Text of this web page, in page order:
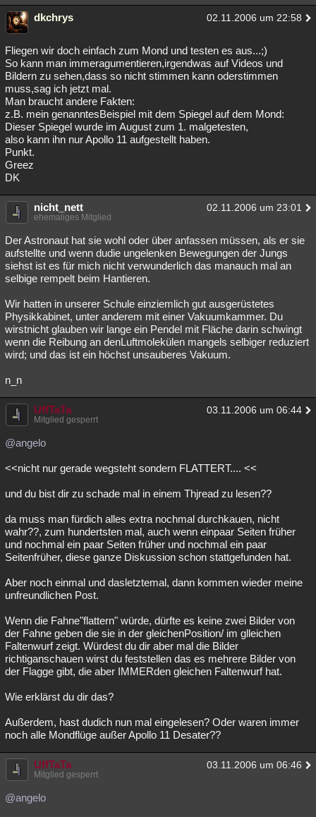
dkchrys 02.11.2006 um 22:58
Fliegen wir doch einfach zum Mond und testen es aus...;)
So kann man immeragumentieren,irgendwas auf Videos und
Bildern zu sehen,dass so nicht stimmen kann oderstimmen
muss,sag ich jetzt mal.
Man braucht andere Fakten:
z.B. mein genanntesBeispiel mit dem Spiegel auf dem Mond:
Dieser Spiegel wurde im August zum 1. malgetesten,
also kann ihn nur Apollo 11 aufgestellt haben.
Punkt.
Greez
DK
nicht_nett 02.11.2006 um 23:01
ehemaliges Mitglied
Der Astronaut hat sie wohl oder über anfassen müssen, als er sie
aufstellte und wenn dudie ungelenken Bewegungen der Jungs
siehst ist es für mich nicht verwunderlich das manauch mal an
selbige rempelt beim Hantieren.
Wir hatten in unserer Schule einziemlich gut ausgerüstetes
Physikkabinet, unter anderem mit einer Vakuumkammer. Du
wirstnicht glauben wir lange ein Pendel mit Fläche darin schwingt
wenn die Reibung an denLuftmolekülen mangels selbiger reduziert
wird; und das ist ein höchst unsauberes Vakuum.
n_n
UffTaTa 03.11.2006 um 06:44
Mitglied gesperrt
@angelo
<<nicht nur gerade wegsteht sondern FLATTERT.... <<
und du bist dir zu schade mal in einem Thjread zu lesen??
da muss man fürdich alles extra nochmal durchkauen, nicht
wahr??, zum hundertsten mal, auch wenn einpaar Seiten früher
und nochmal ein paar Seiten früher und nochmal ein paar
Seitenfrüher, diese ganze Diskussion schon stattgefunden hat.
Aber noch einmal und dasletztemal, dann kommen wieder meine
unfreundlichen Post.
Wenn die Fahne"flattern" würde, dürfte es keine zwei Bilder von
der Fahne geben die sie in der gleichenPosition/ im glleichen
Faltenwurf zeigt. Würdest du dir aber mal die Bilder
richtiganschauen wirst du feststellen das es mehrere Bilder von
der Flagge gibt, die aber IMMERden gleichen Faltenwurf hat.
Wie erklärst du dir das?
Außerdem, hast dudich nun mal eingelesen? Oder waren immer
noch alle Mondflüge außer Apollo 11 Desater??
UffTaTa 03.11.2006 um 06:46
Mitglied gesperrt
@angelo